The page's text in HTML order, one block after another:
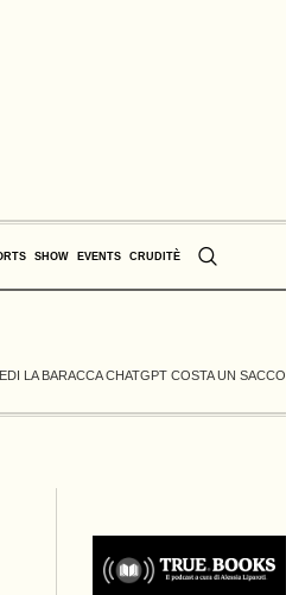
SHOW EVENTS CRUDITÈ
LA BARACCA CHATGPT COSTA UN SACCO